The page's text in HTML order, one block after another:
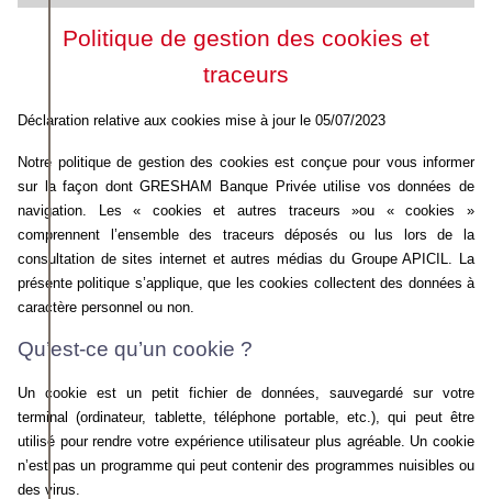
Politique de gestion des cookies et
traceurs
Déclaration relative aux cookies mise à jour le 05/07/2023
Notre politique de gestion des cookies est conçue pour vous informer
sur la façon dont GRESHAM Banque Privée utilise vos données de
navigation. Les « cookies et autres traceurs »ou « cookies »
comprennent l’ensemble des traceurs déposés ou lus lors de la
consultation de sites internet et autres médias du Groupe APICIL. La
présente politique s’applique, que les cookies collectent des données à
caractère personnel ou non.
Qu’est-ce qu’un cookie ?
Un cookie est un petit fichier de données, sauvegardé sur votre
terminal (ordinateur, tablette, téléphone portable, etc.), qui peut être
utilisé pour rendre votre expérience utilisateur plus agréable. Un cookie
n’est pas un programme qui peut contenir des programmes nuisibles ou
des virus.